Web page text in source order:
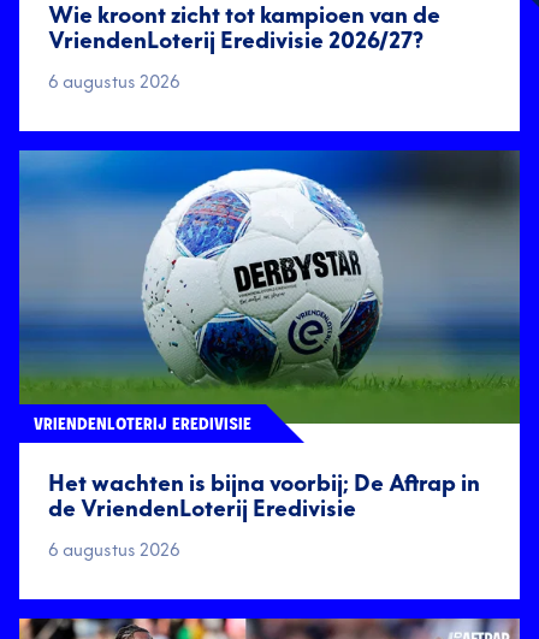
Wie kroont zicht tot kampioen van de
VriendenLoterij Eredivisie 2026/27?
6 augustus 2026
Het wachten is bijna voorbij; De Aftrap in
de VriendenLoterij Eredivisie
VRIENDENLOTERIJ EREDIVISIE
6 augustus 2026